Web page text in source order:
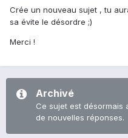
Crée un nouveau sujet , tu
sa évite le désordre ;)
Merci !
Archivé
Ce sujet est
de nouvelles réponses.